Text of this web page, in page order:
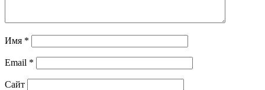
Имя *
Email *
Сайт